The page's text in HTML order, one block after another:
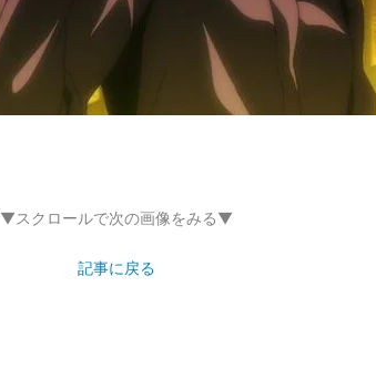
▼スクロールで次の画像をみる▼
記事に戻る